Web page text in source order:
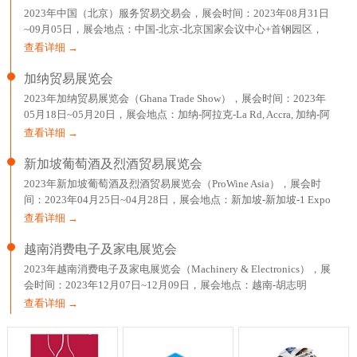
2023年中国（北京）服务贸易交易会，展会时间：2023年08月31日
~09月05日，展会地点：中国-北京-北京国家会议中心+首钢园区，
主办方：中华人民共和国商务部、北京市人民政府，举办
查看详细 →
加纳贸易展览会
2023年加纳贸易展览会（Ghana Trade Show），展会时间：2023年
05月18日~05月20日，展会地点：加纳-阿拉克-La Rd, Accra, 加纳-阿
克拉国际贸易展览中心，主办方：EXPOMAG，举办周期：一年一
查看详细 →
新加坡葡萄酒及烈酒贸易展览会
2023年新加坡葡萄酒及烈酒贸易展览会（ProWine Asia），展会时
间：2023年04月25日~04月28日，展会地点：新加坡-新加坡-1 Expo
Drive Singapore 486150 Singapore-新加坡博览中心，主办方：英富
查看详细 →
越南消费电子及家电展览会
2023年越南消费电子及家电展览会（Machinery & Electronics），展
会时间：2023年12月07日~12月09日，展会地点：越南-胡志明
市-799 Nguyen Van Linh,Tan Phu Ward,Dist 7-胡志明西贡会展中心，
查看详细 →